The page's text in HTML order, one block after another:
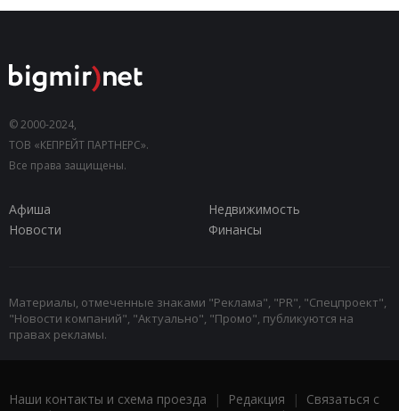
© 2000-2024,
ТОВ «КЕПРЕЙТ ПАРТНЕРС».
Все права защищены.
Афиша
Недвижимость
Новости
Финансы
Материалы, отмеченные знаками "Реклама", "PR", "Спецпроект",
"Новости компаний", "Актуально", "Промо", публикуются на
правах рекламы.
Наши контакты и схема проезда | Редакция | Связаться с